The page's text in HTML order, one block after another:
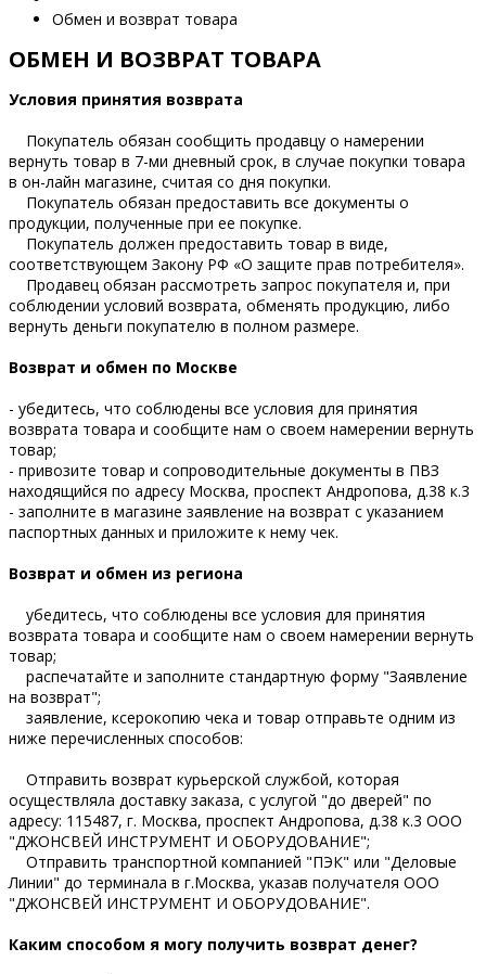
Обмен и возврат товара
ОБМЕН И ВОЗВРАТ ТОВАРА
Условия принятия возврата
Покупатель обязан сообщить продавцу о намерении
вернуть товар в 7-ми дневный срок, в случае покупки товара
в он-лайн магазине, считая со дня покупки.
Покупатель обязан предоставить все документы о
продукции, полученные при ее покупке.
Покупатель должен предоставить товар в виде,
соответствующем Закону РФ «О защите прав потребителя».
Продавец обязан рассмотреть запрос покупателя и, при
соблюдении условий возврата, обменять продукцию, либо
вернуть деньги покупателю в полном размере.
Возврат и обмен по Москве
- убедитесь, что соблюдены все условия для принятия
возврата товара и сообщите нам о своем намерении вернуть
товар;
- привозите товар и сопроводительные документы в ПВЗ
находящийся по адресу Москва, проспект Андропова, д.38 к.3
- заполните в магазине заявление на возврат с указанием
паспортных данных и приложите к нему чек.
Возврат и обмен из региона
убедитесь, что соблюдены все условия для принятия
возврата товара и сообщите нам о своем намерении вернуть
товар;
распечатайте и заполните стандартную форму "Заявление
на возврат";
заявление, ксерокопию чека и товар отправьте одним из
ниже перечисленных способов:
Отправить возврат курьерской службой, которая
осуществляла доставку заказа, с услугой "до дверей" по
адресу: 115487, г. Москва, проспект Андропова, д.38 к.3 ООО
"ДЖОНСВЕЙ ИНСТРУМЕНТ И ОБОРУДОВАНИЕ";
Отправить транспортной компанией "ПЭК" или "Деловые
Линии" до терминала в г.Москва, указав получателя ООО
"ДЖОНСВЕЙ ИНСТРУМЕНТ И ОБОРУДОВАНИЕ".
Каким способом я могу получить возврат денег?